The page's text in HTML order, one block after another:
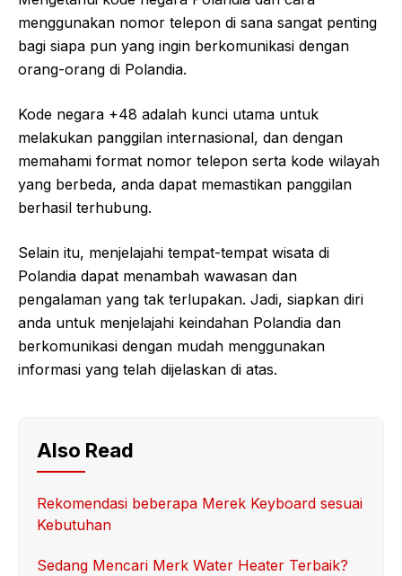
menggunakan nomor telepon di sana sangat penting
bagi siapa pun yang ingin berkomunikasi dengan
orang-orang di Polandia.
Kode negara +48 adalah kunci utama untuk
melakukan panggilan internasional, dan dengan
memahami format nomor telepon serta kode wilayah
yang berbeda, anda dapat memastikan panggilan
berhasil terhubung.
Selain itu, menjelajahi tempat-tempat wisata di
Polandia dapat menambah wawasan dan
pengalaman yang tak terlupakan. Jadi, siapkan diri
anda untuk menjelajahi keindahan Polandia dan
berkomunikasi dengan mudah menggunakan
informasi yang telah dijelaskan di atas.
Also Read
Rekomendasi beberapa Merek Keyboard sesuai
Kebutuhan
Sedang Mencari Merk Water Heater Terbaik?